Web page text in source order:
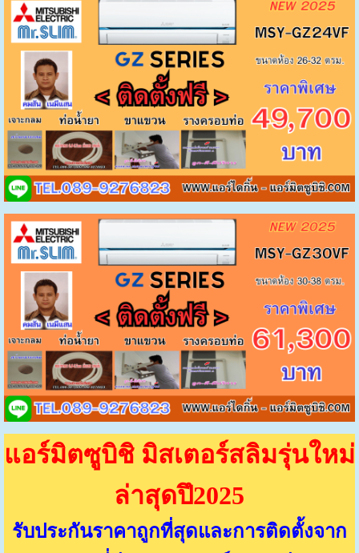
แอร์มิตซูบิชิ มิสเตอร์สลิมรุ่นใหม่
ล่าสุดปึ2025
รับประกันราคาถูกที่สุดและการติดตั้งจาก